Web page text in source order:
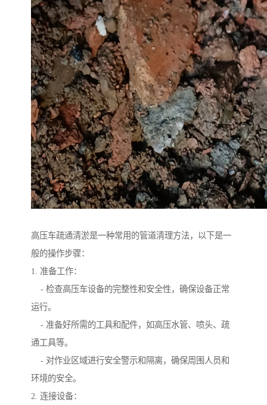
高压车疏通清淤是一种常用的管道清理方法，以下是一
般的操作步骤：
1. 准备工作：
- 检查高压车设备的完整性和安全性，确保设备正常
运行。
- 准备好所需的工具和配件，如高压水管、喷头、疏
通工具等。
- 对作业区域进行安全警示和隔离，确保周围人员和
环境的安全。
2. 连接设备：